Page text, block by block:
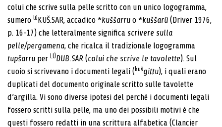
colui che scrive sulla pelle scritto con un unico logogramma,
sumero lú KUŠ.SAR, accadico *kuššarru o *kuššarû (Driver 1976,
p. 16-17) che letteralmente significa scrivere sulla
pelle/pergamena, che ricalca il tradizionale logogramma
ṭupšarru per LÚDUB.SAR (colui che scrive le tavolette). Sul
cuoio si scrivevano i documenti legali ( kušgiṭṭu), i quali erano
duplicati del documento originale scritto sulle tavolette
d’argilla. Vi sono diverse ipotesi del perché i documenti legali
fossero scritti sulla pelle, ma uno dei possibili motivi è che
questi fossero redatti in una scrittura alfabetica (Clancier